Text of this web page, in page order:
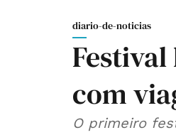
diario-de-noticias
com
O primeiro